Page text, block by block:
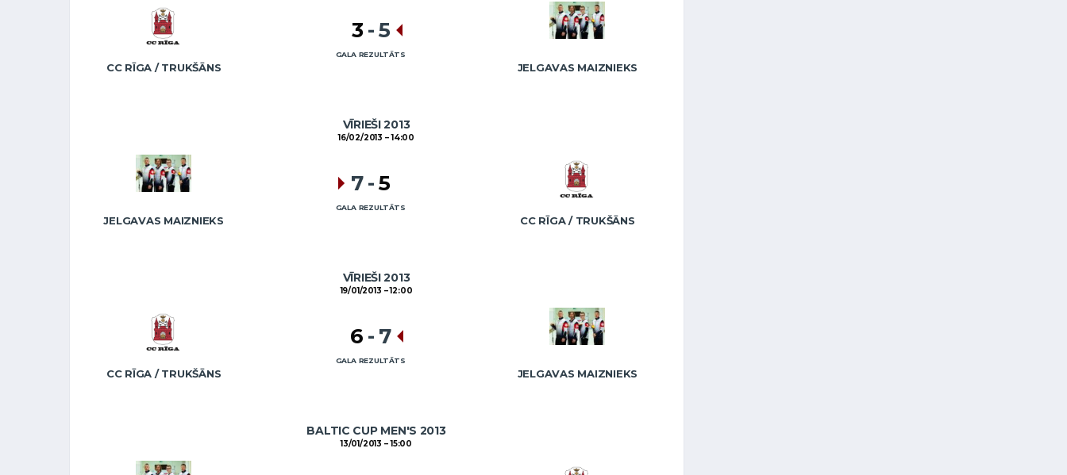
CC RĪGA / TRUKŠĀNS JELGAVAS MAIZNIEKS
3 -5
GALA REZULTĀTS
VĪRIEŠI 2013
16/02/2013 14:00
JELGAVAS MAIZNIEKS CC RĪGA / TRUKŠĀNS
7-5
GALA REZULTĀTS
VĪRIEŠI 2013
19/01/2013 12:00
CC RĪGA / TRUKŠĀNS JELGAVAS MAIZNIEKS
6 - 7
GALA REZULTĀTS
BALTIC CUP MEN'S 2013
13/01/2013 15:00